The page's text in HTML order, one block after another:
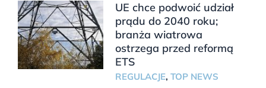
UE chce podwoić udział
prądu do 2040 roku;
branża wiatrowa
ostrzega przed reformą
ETS
REGULACJE, TOP NEWS